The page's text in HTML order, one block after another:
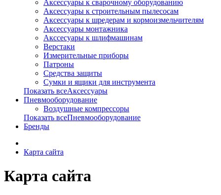
Аксессуары к сварочному оборудованию
Аксессуары к строительным пылесосам
Аксессуары к шредерам и кормоизмельчителям
Аксессуары монтажника
Акссесуары к шлифмашинам
Верстаки
Измерительные приборы
Патроны
Средства защиты
Сумки и ящики для инструмента
Показать всеАксессуары
Пневмооборудование
Воздушные компрессоры
Показать всеПневмооборудование
Бренды
Карта сайта
Карта сайта